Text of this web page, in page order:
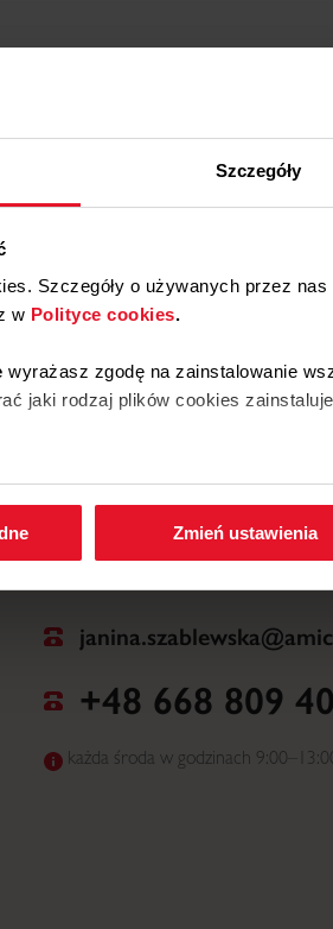
Szczegóły
Szczegóły o używanych przez
w Polityce cookies.
wyrażasz zgodę na zainstalowanie
jaki rodzaj plików cookies
wybrane przez Ciebie ustawienia
Zmień ustawienia
+48 668 809
każda środa w godzinach